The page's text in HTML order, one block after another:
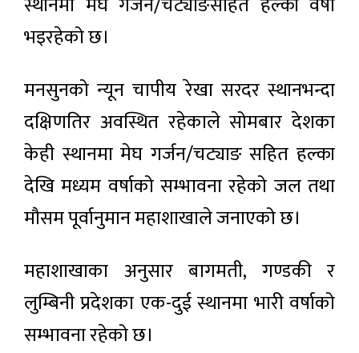
भइरहेको छ।
मनसुनको न्यून चापीय रेखा सरदर स्थानभन्दा
दक्षिणतिर अवस्थित रहेकाले सोमबार देशका
केही स्थानमा मेघ गर्जन/चट्याङ सहित हल्का
देखि मध्यम वर्षाको सम्भावना रहेको जल तथा
मौसम पूर्वानुमान महाशाखाले जनाएको छ।
महाशाखाका अनुसार बागमती, गण्डकी र
लुम्बिनी प्रदेशका एक-दुई स्थानमा भारी वर्षाको
सम्भावना रहेको छ।